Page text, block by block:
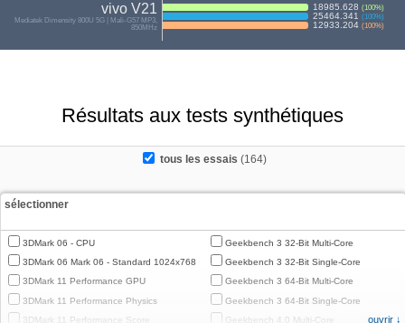
vivo V21
Mediatek Dimensity 800U 5G | Mali-G57 MP3,
850MHz
18985.628 (100%)
25464.341 (100%)
12933.204 (100%)
Résultats aux tests synthétiques
tous les essais (164)
sélectionner
3DMark 06 - CPU
3DMark 06 Mark 06 - Standard 1024x768
3DMark 11 Performance GPU
3DMark 11 Performance Physics
3DMark 11 Performance Score
Geekbench 3 32-Bit Multi-Core
Geekbench 3 32-Bit Single-Core
Geekbench 3 64-Bit Multi-Core
Geekbench 3 64-Bit Single-Core
Geekbench 4.0 Multi-Core
ouvrir ↓